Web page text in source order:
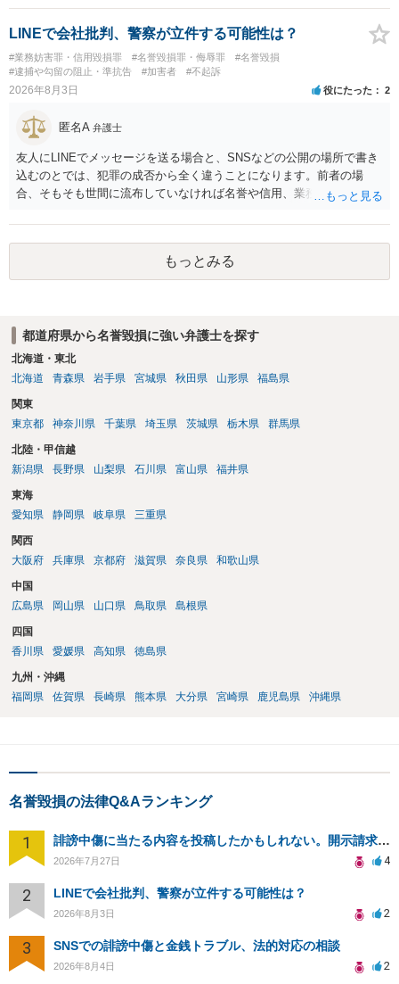
除等を求めることは避けたほうが良いかと思われます。
LINEで会社批判、警察が立件する可能性は？
#業務妨害罪・信用毀損罪 #名誉毀損罪・侮辱罪
#名誉毀損
#逮捕や勾留の阻止・準抗告
#加害者 #不起訴
2026年8月3日 役にたった 2
匿名A 弁護士
友人にLINEでメッセージを送る場合と、SNSなどの公開の場所で書き
込むのとでは、犯罪の成否から全く違うことになります。前者の場
合、そもそも世間に流布していなければ名誉や信用、業務にかかる犯
もっとみる
都道府県から名誉毀損に強い弁護士を探す
北海道・東北
北海道
青森県 岩手県 宮城県 秋田県 山形県 福島県
関東
東京都
神奈川県 千葉県 埼玉県 茨城県 栃木県 群馬県
北陸・甲信越
新潟県
長野県 山梨県 石川県 富山県 福井県
東海
愛知県
静岡県 岐阜県 三重県
関西
大阪府
兵庫県 京都府 滋賀県 奈良県 和歌山県
中国
広島県
岡山県 山口県 鳥取県 島根県
四国
香川県
愛媛県 高知県 徳島県
九州・沖縄
福岡県
佐賀県 長崎県 熊本県 大分県 宮崎県 鹿児島県 沖縄県
名誉毀損の法律Q&Aランキング
1 誹謗中傷に当たる内容を投稿したかもしれない。開示請求や民事刑事裁判に発展しうるのか教えて欲しい。
2026年7月27日 4
2 LINEで会社批判、警察が立件する可能性は？
2026年8月3日 2
3 SNSでの誹謗中傷と金銭トラブル、法的対応の相談
2026年8月4日 2